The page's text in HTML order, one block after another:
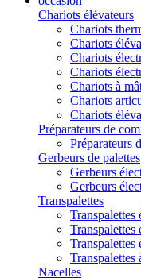
Chariots élévateurs
Chariots
Chariots
Chariots
Chariots
Chariots à
Chariots
Chariots
Préparateurs de
Préparateurs
Gerbeurs de palettes
Gerbeurs
Gerbeurs
Transpalettes
Transpalettes
Transpalettes
Transpalettes
Transpalettes
Nacelles